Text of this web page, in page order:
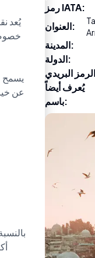
يسمح
عن
رمز IATA:
العنوان:
المدينة:
الدولة:
الرمز البريدي
يُعرف أيضاً
باسم: